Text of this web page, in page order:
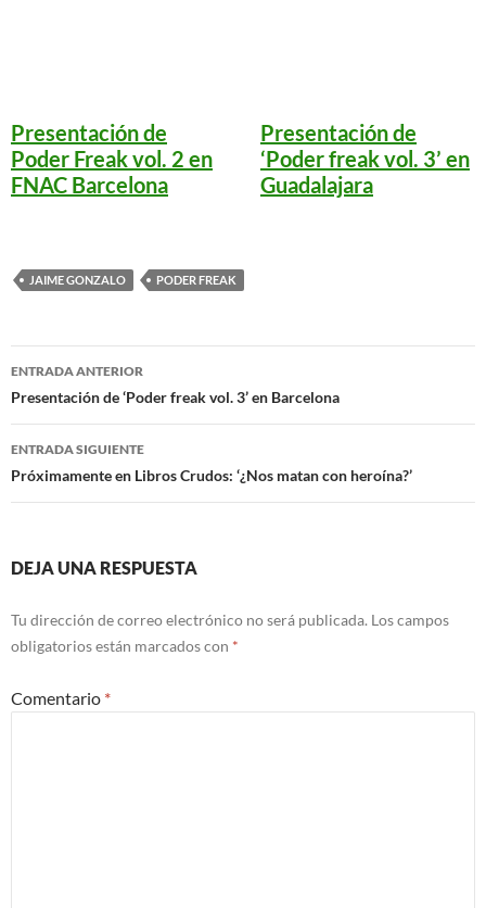
Presentación de
Poder Freak vol. 2 en
FNAC Barcelona
Presentación de
‘Poder freak vol. 3’ en
Guadalajara
JAIME GONZALO PODER FREAK
Navegación
de
entradas
ENTRADA ANTERIOR
Presentación de ‘Poder freak vol. 3’ en Barcelona
ENTRADA SIGUIENTE
Próximamente en Libros Crudos: ‘¿Nos matan con heroína?’
DEJA UNA RESPUESTA
Tu dirección de correo electrónico no será publicada. Los campos
obligatorios están marcados con *
Comentario *